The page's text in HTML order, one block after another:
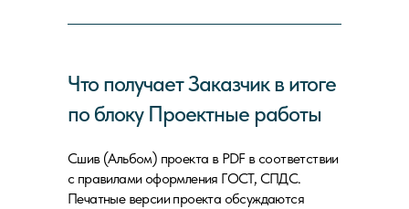
Что получает Заказчик в итоге
по блоку Проектные работы
Сшив (Альбом) проекта в PDF в соответствии
с правилами оформления ГОСТ, СПДС.
Печатные версии проекта обсуждаются